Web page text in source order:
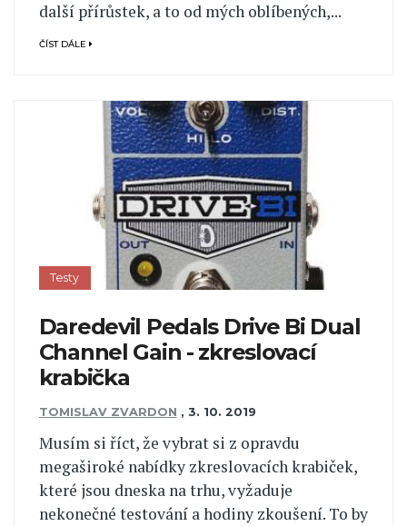
další přírůstek, a to od mých oblíbených,...
ČÍST DÁLE
Testy
Daredevil Pedals Drive Bi Dual
Channel Gain - zkreslovací
krabička
TOMISLAV ZVARDON , 3. 10. 2019
Musím si říct, že vybrat si z opravdu
megaširoké nabídky zkreslovacích krabiček,
které jsou dneska na trhu, vyžaduje
nekonečné testování a hodiny zkoušení. To by